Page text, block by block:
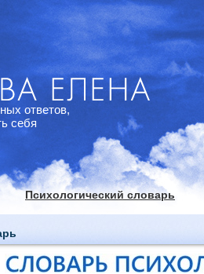
ответов,
себя
Психологический словарь